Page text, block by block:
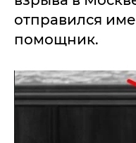
отправился
помощник.